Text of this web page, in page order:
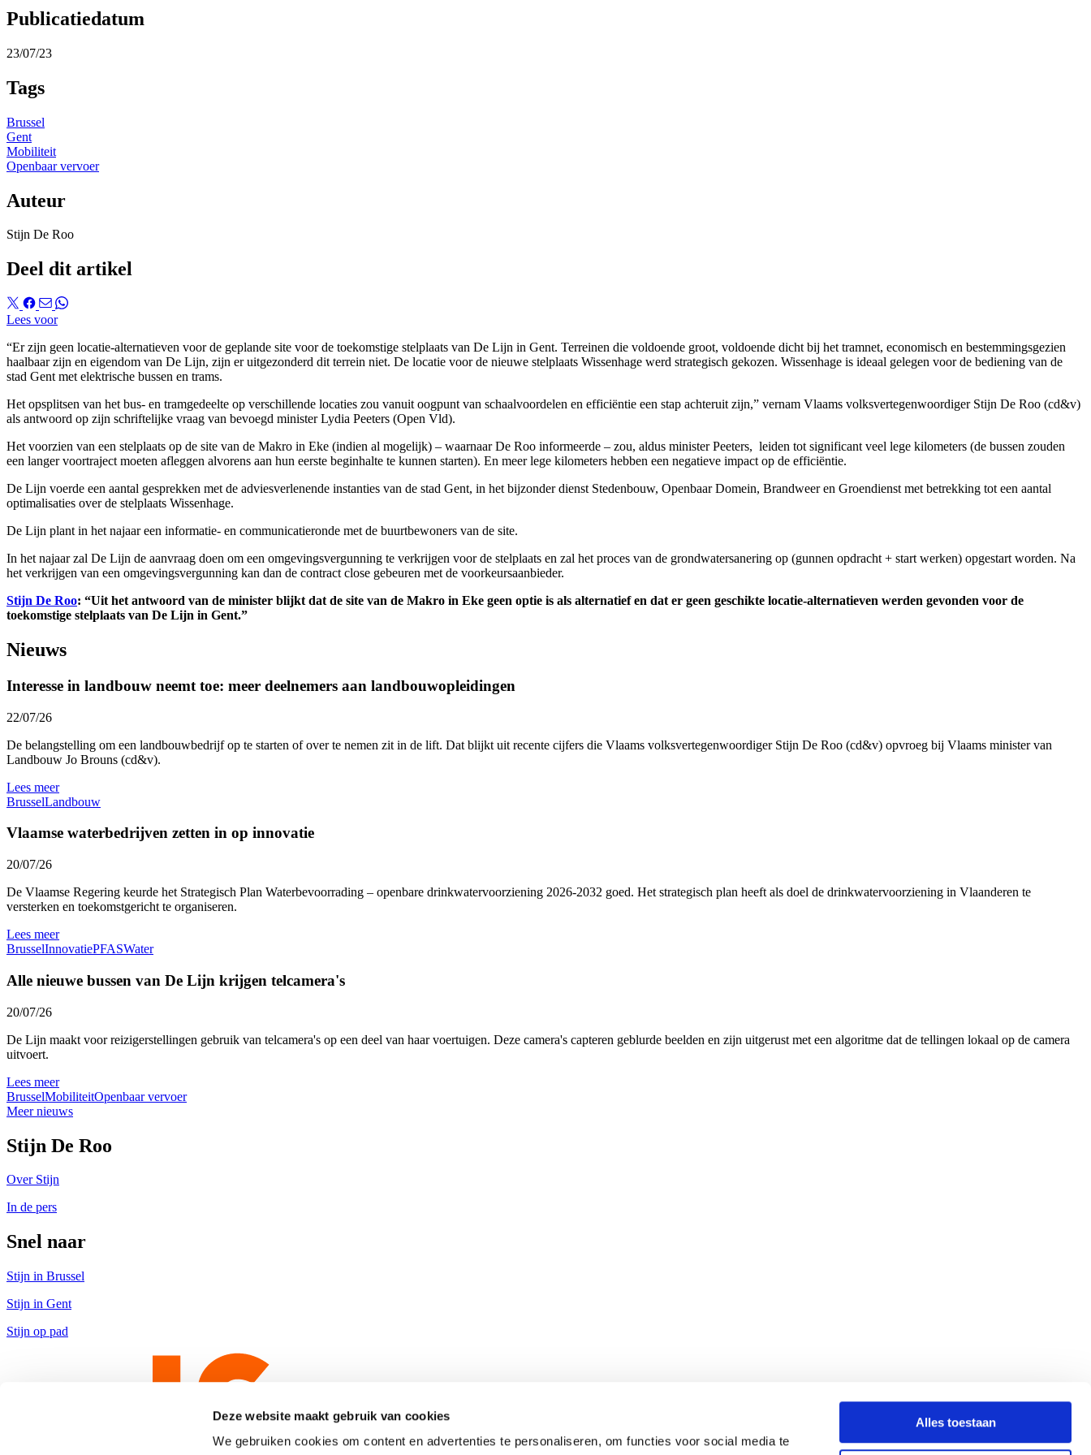
Deze website maakt gebruik van cookies
We gebruiken cookies om content en advertenties te personaliseren, om functies voor social media te
Alles toestaan
Publicatiedatum
23/07/23
Tags
Brussel
Gent
Mobiliteit
Openbaar vervoer
Auteur
Stijn De Roo
Deel dit artikel
Lees voor
“Er zijn geen locatie-alternatieven voor de geplande site voor de toekomstige stelplaats van De Lijn in Gent. Terreinen die voldoende groot, voldoende dicht bij het tramnet, economisch en bestemmingsgezien
haalbaar zijn en eigendom van De Lijn, zijn er uitgezonderd dit terrein niet. De locatie voor de nieuwe stelplaats Wissenhage werd strategisch gekozen. Wissenhage is ideaal gelegen voor de bediening van de
stad Gent met elektrische bussen en trams.
Het opsplitsen van het bus- en tramgedeelte op verschillende locaties zou vanuit oogpunt van schaalvoordelen en efficiëntie een stap achteruit zijn,” vernam Vlaams volksvertegenwoordiger Stijn De Roo (cd&v)
als antwoord op zijn schriftelijke vraag van bevoegd minister Lydia Peeters (Open Vld).
Het voorzien van een stelplaats op de site van de Makro in Eke (indien al mogelijk) – waarnaar De Roo informeerde – zou, aldus minister Peeters, leiden tot significant veel lege kilometers (de bussen zouden
een langer voortraject moeten afleggen alvorens aan hun eerste beginhalte te kunnen starten). En meer lege kilometers hebben een negatieve impact op de efficiëntie.
De Lijn voerde een aantal gesprekken met de adviesverlenende instanties van de stad Gent, in het bijzonder dienst Stedenbouw, Openbaar Domein, Brandweer en Groendienst met betrekking tot een aantal
optimalisaties over de stelplaats Wissenhage.
De Lijn plant in het najaar een informatie- en communicatieronde met de buurtbewoners van de site.
In het najaar zal De Lijn de aanvraag doen om een omgevingsvergunning te verkrijgen voor de stelplaats en zal het proces van de grondwatersanering op (gunnen opdracht + start werken) opgestart worden. Na
het verkrijgen van een omgevingsvergunning kan dan de contract close gebeuren met de voorkeursaanbieder.
Stijn De Roo: “Uit het antwoord van de minister blijkt dat de site van de Makro in Eke geen optie is als alternatief en dat er geen geschikte locatie-alternatieven werden gevonden voor de
toekomstige stelplaats van De Lijn in Gent.”
Nieuws
Interesse in landbouw neemt toe: meer deelnemers aan landbouwopleidingen
22/07/26
De belangstelling om een landbouwbedrijf op te starten of over te nemen zit in de lift. Dat blijkt uit recente cijfers die Vlaams volksvertegenwoordiger Stijn De Roo (cd&v) opvroeg bij Vlaams minister van
Landbouw Jo Brouns (cd&v).
Lees meer
BrusselLandbouw
Vlaamse waterbedrijven zetten in op innovatie
20/07/26
De Vlaamse Regering keurde het Strategisch Plan Waterbevoorrading – openbare drinkwatervoorziening 2026-2032 goed. Het strategisch plan heeft als doel de drinkwatervoorziening in Vlaanderen te
versterken en toekomstgericht te organiseren.
Lees meer
BrusselInnovatiePFASWater
Alle nieuwe bussen van De Lijn krijgen telcamera's
20/07/26
De Lijn maakt voor reizigerstellingen gebruik van telcamera's op een deel van haar voertuigen. Deze camera's capteren geblurde beelden en zijn uitgerust met een algoritme dat de tellingen lokaal op de camera
uitvoert.
Lees meer
BrusselMobiliteitOpenbaar vervoer
Meer nieuws
Stijn De Roo
Over Stijn
In de pers
Snel naar
Stijn in Brussel
Stijn in Gent
Stijn op pad